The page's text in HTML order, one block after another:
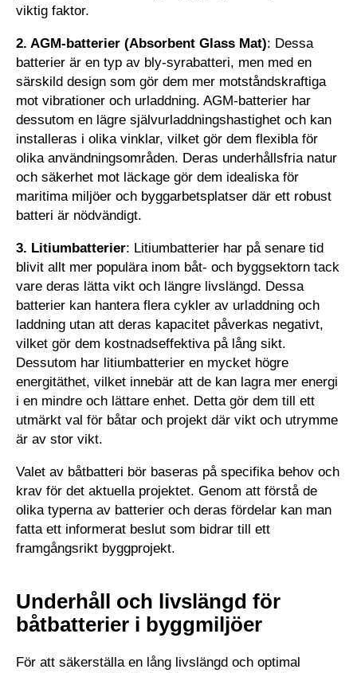
viktig faktor.
2. AGM-batterier (Absorbent Glass Mat): Dessa
batterier är en typ av bly-syrabatteri, men med en
särskild design som gör dem mer motståndskraftiga
mot vibrationer och urladdning. AGM-batterier har
dessutom en lägre självurladdningshastighet och kan
installeras i olika vinklar, vilket gör dem flexibla för
olika användningsområden. Deras underhållsfria natur
och säkerhet mot läckage gör dem idealiska för
maritima miljöer och byggarbetsplatser där ett robust
batteri är nödvändigt.
3. Litiumbatterier: Litiumbatterier har på senare tid
blivit allt mer populära inom båt- och byggsektorn tack
vare deras lätta vikt och längre livslängd. Dessa
batterier kan hantera flera cykler av urladdning och
laddning utan att deras kapacitet påverkas negativt,
vilket gör dem kostnadseffektiva på lång sikt.
Dessutom har litiumbatterier en mycket högre
energitäthet, vilket innebär att de kan lagra mer energi
i en mindre och lättare enhet. Detta gör dem till ett
utmärkt val för båtar och projekt där vikt och utrymme
är av stor vikt.
Valet av båtbatteri bör baseras på specifika behov och
krav för det aktuella projektet. Genom att förstå de
olika typerna av batterier och deras fördelar kan man
fatta ett informerat beslut som bidrar till ett
framgångsrikt byggprojekt.
Underhåll och livslängd för
båtbatterier i byggmiljöer
För att säkerställa en lång livslängd och optimal